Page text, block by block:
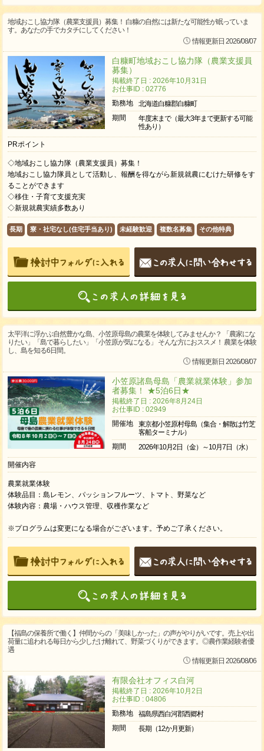
地域おこし協力隊（農業支援員）募集！ 白糠の自然には新たな可能性が眠っていま
す。あなたの手でカタチにしてください！
情報更新日 2026/08/07
白糠町地域おこし協力隊（農業支援員
募集）
掲載終了日 : 2026年10月31日
お仕事ID : 02776
勤務地
北海道白糠郡白糠町
期間
年度末まで（最大3年まで更新する可能
性あり）
PRポイント
◇地域おこし協力隊（農業支援員）募集！
地域おこし協力隊員として活動し、報酬を得ながら新規就農にむけた研修をす
ることができます
◇移住・子育て支援充実
◇新規就農実績多数あり
長期 寮・社宅なし(住宅手当あり) 未経験歓迎 複数名募集 その他特典
太平洋に浮かぶ自然豊かな島、小笠原母島の農業を体験してみませんか？ 「農家にな
りたい」「島で暮らしたい」「小笠原が気になる」 そんな方におススメ！ 農業を体験
し、島を知る6日間。
情報更新日 2026/08/07
小笠原諸島母島「農業就業体験」参加
者募集！ ★5泊6日★
掲載終了日 : 2026年8月24日
お仕事ID : 02949
開催地
東京都小笠原村母島（集合・解散は竹芝
客船ターミナル）
期間
2026年10月2日（金）～10月7日（水）
開催内容
農業就業体験
体験品目：島レモン、パッションフルーツ、トマト、野菜など
体験内容：農場・ハウス管理、収穫作業など
※プログラムは変更になる場合がございます。予めご了承ください。
【福島の保養所で働く】仲間からの「美味しかった」の声がやりがいです。売上や出
荷量に追われる毎日から少しだけ離れて、野菜づくりができます。◎農作業経験者優
遇
情報更新日 2026/08/06
有限会社オフィス白河
掲載終了日 : 2026年10月2日
お仕事ID : 04806
勤務地
福島県西白河郡西郷村
期間
長期（12か月更新）